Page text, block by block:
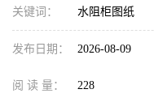
关键词： 水阻柜图纸
发布日期： 2026-08-09
阅 读 量： 228